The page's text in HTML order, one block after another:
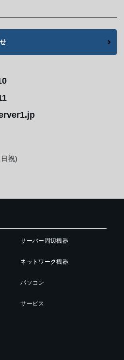
祝)
サーバー周辺機器
ネットワーク機器
パソコン
サービス